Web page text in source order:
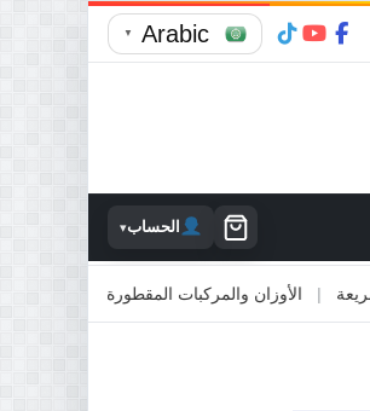
Arabic
▼
الحساب▾
| الأوزان والمركبات المقطورة | الاصطدام